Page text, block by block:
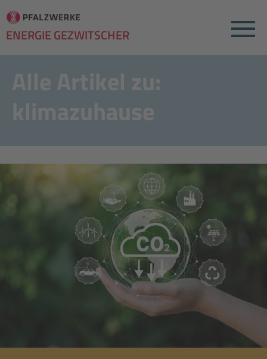
ENERGIE GEZWITSCHER Menu
Alle Artikel zu:
klimazuhause